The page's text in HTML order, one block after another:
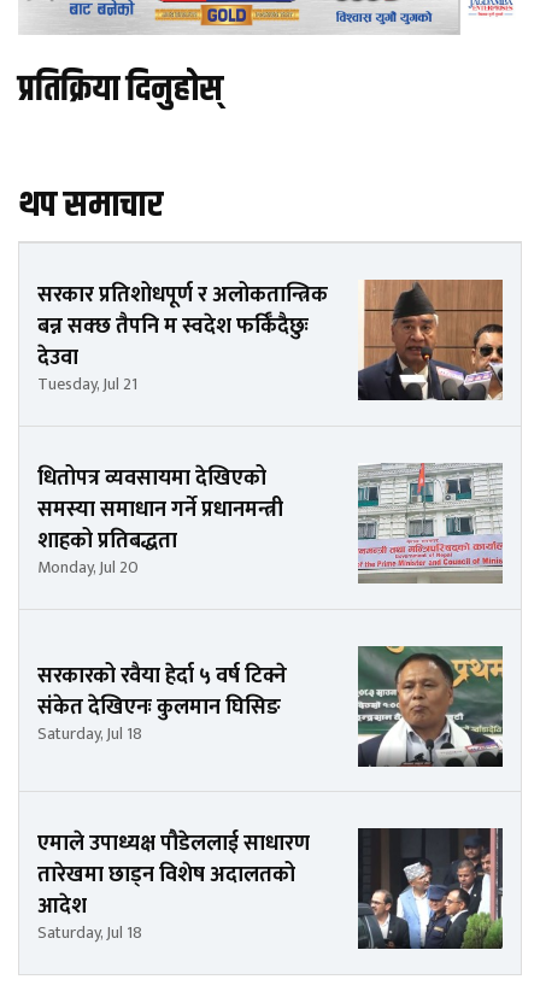
प्रतिक्रिया दिनुहोस्
थप समाचार
सरकार प्रतिशोधपूर्ण र अलोकतान्त्रिक
बन्न सक्छ तैपनि म स्वदेश फर्किँदैछुः
देउवा
Tuesday, Jul 21
धितोपत्र व्यवसायमा देखिएको
समस्या समाधान गर्ने प्रधानमन्त्री
शाहको प्रतिबद्धता
Monday, Jul 20
सरकारको रवैया हेर्दा ५ वर्ष टिक्ने
संकेत देखिएनः कुलमान घिसिङ
Saturday, Jul 18
एमाले उपाध्यक्ष पौडेललाई साधारण
तारेखमा छाड्न विशेष अदालतको
आदेश
Saturday, Jul 18